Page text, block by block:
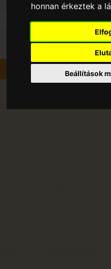
honnan érkeztek a
Beállítások
Szedd magad Szilva